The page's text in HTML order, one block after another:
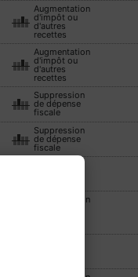
Augmentation
d'impôt ou
d'autres
recettes
Augmentation
d'impôt ou
d'autres
recettes
Suppression
de dépense
fiscale
Suppression
de dépense
fiscale
Augmentation